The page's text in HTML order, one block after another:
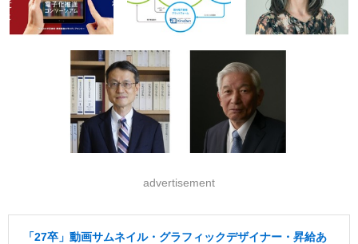
advertisement
「27卒」動画サムネイル・グラフィックデザイナー・昇給あ